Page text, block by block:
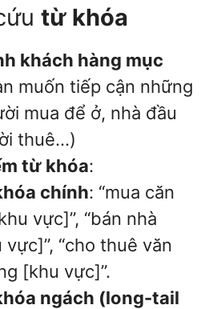
từ khóa
khách hàng mục
muốn tiếp cận những
mua để ở, nhà đầu
thuê…)
từ khóa:
chính: “mua căn
vực]”, “bán nhà
vực]”, “cho thuê văn
[khu vực]”.
ngách (long-tail